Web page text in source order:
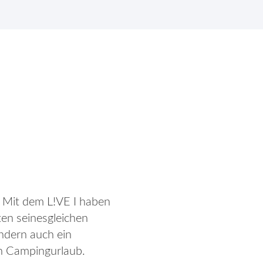
dem L!VE I haben
seinesgleichen
auch ein
Campingurlaub.